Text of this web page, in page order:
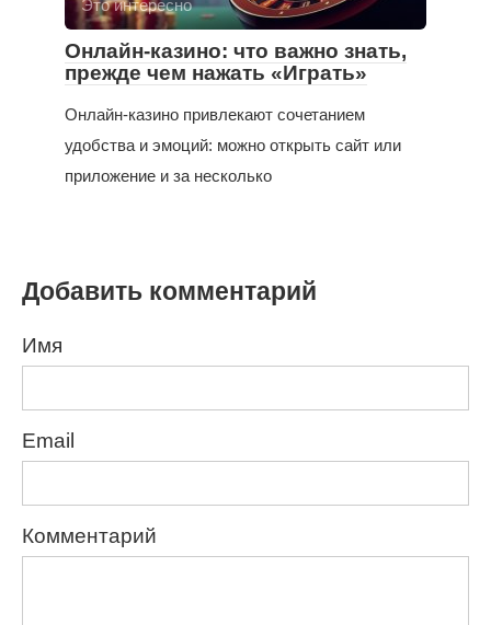
Это интересно
Онлайн-казино: что важно знать,
прежде чем нажать «Играть»
Онлайн-казино привлекают сочетанием
удобства и эмоций: можно открыть сайт или
приложение и за несколько
Добавить комментарий
Имя
Email
Комментарий